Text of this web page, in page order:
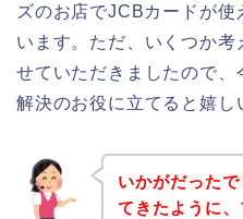
ズのお店でJCBカードが使
います。ただ、いくつか考
せていただきましたので、
解決のお役に立てると嬉し
いかがだった
てきたように